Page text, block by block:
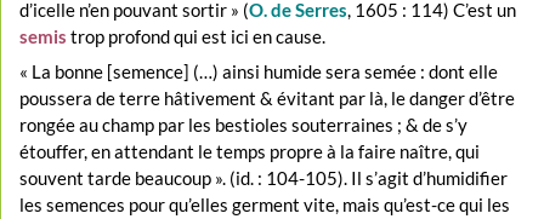
d’icelle n’en pouvant sortir » (O. de Serres, 1605 : 114) C’est un
semis trop profond qui est ici en cause.
« La bonne [semence] (…) ainsi humide sera semée : dont elle
poussera de terre hâtivement & évitant par là, le danger d’être
rongée au champ par les bestioles souterraines ; & de s’y
étouffer, en attendant le temps propre à la faire naître, qui
souvent tarde beaucoup ». (id. : 104-105). Il s’agit d’humidifier
les semences pour qu’elles germent vite, mais qu’est-ce qui les